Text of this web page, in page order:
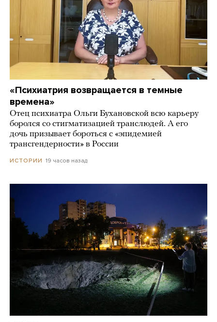
«Психиатрия возвращается в темные
времена»
Отец психиатра Ольги Бухановской всю карьеру
боролся со стигматизацией транслюдей. А его
дочь призывает бороться с «эпидемией
трансгендерности» в России
ИСТОРИИ 19 часов назад